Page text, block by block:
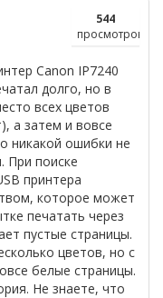
544
просмотров
Canon IP7240
долго, но в
всех цветов
а затем и вовсе
никакой ошибки не
При поиске
принтера
которое может
печатать через
пустые страницы.
цветов, но с
белые страницы.
Не знаете, что